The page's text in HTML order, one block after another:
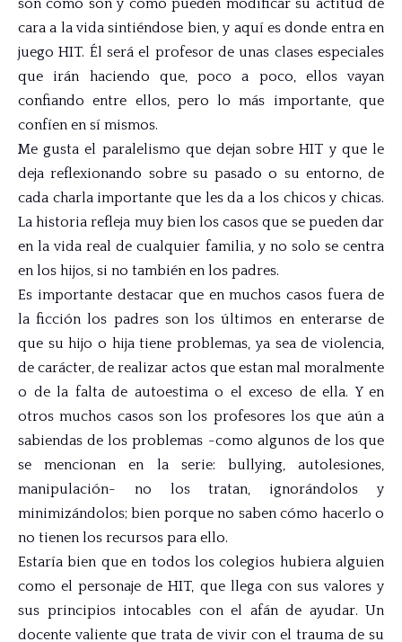
son como son y cómo pueden modificar su actitud de
cara a la vida sintiéndose bien, y aquí es donde entra en
juego HIT. Él será el profesor de unas clases especiales
que irán haciendo que, poco a poco, ellos vayan
confiando entre ellos, pero lo más importante, que
confíen en sí mismos.
Me gusta el paralelismo que dejan sobre HIT y que le
deja reflexionando sobre su pasado o su entorno, de
cada charla importante que les da a los chicos y chicas.
La historia refleja muy bien los casos que se pueden dar
en la vida real de cualquier familia, y no solo se centra
en los hijos, si no también en los padres.
Es importante destacar que en muchos casos fuera de
la ficción los padres son los últimos en enterarse de
que su hijo o hija tiene problemas, ya sea de violencia,
de carácter, de realizar actos que estan mal moralmente
o de la falta de autoestima o el exceso de ella. Y en
otros muchos casos son los profesores los que aún a
sabiendas de los problemas -como algunos de los que
se mencionan en la serie: bullying, autolesiones,
manipulación- no los tratan, ignorándolos y
minimizándolos; bien porque no saben cómo hacerlo o
no tienen los recursos para ello.
Estaría bien que en todos los colegios hubiera alguien
como el personaje de HIT, que llega con sus valores y
sus principios intocables con el afán de ayudar. Un
docente valiente que trata de vivir con el trauma de su